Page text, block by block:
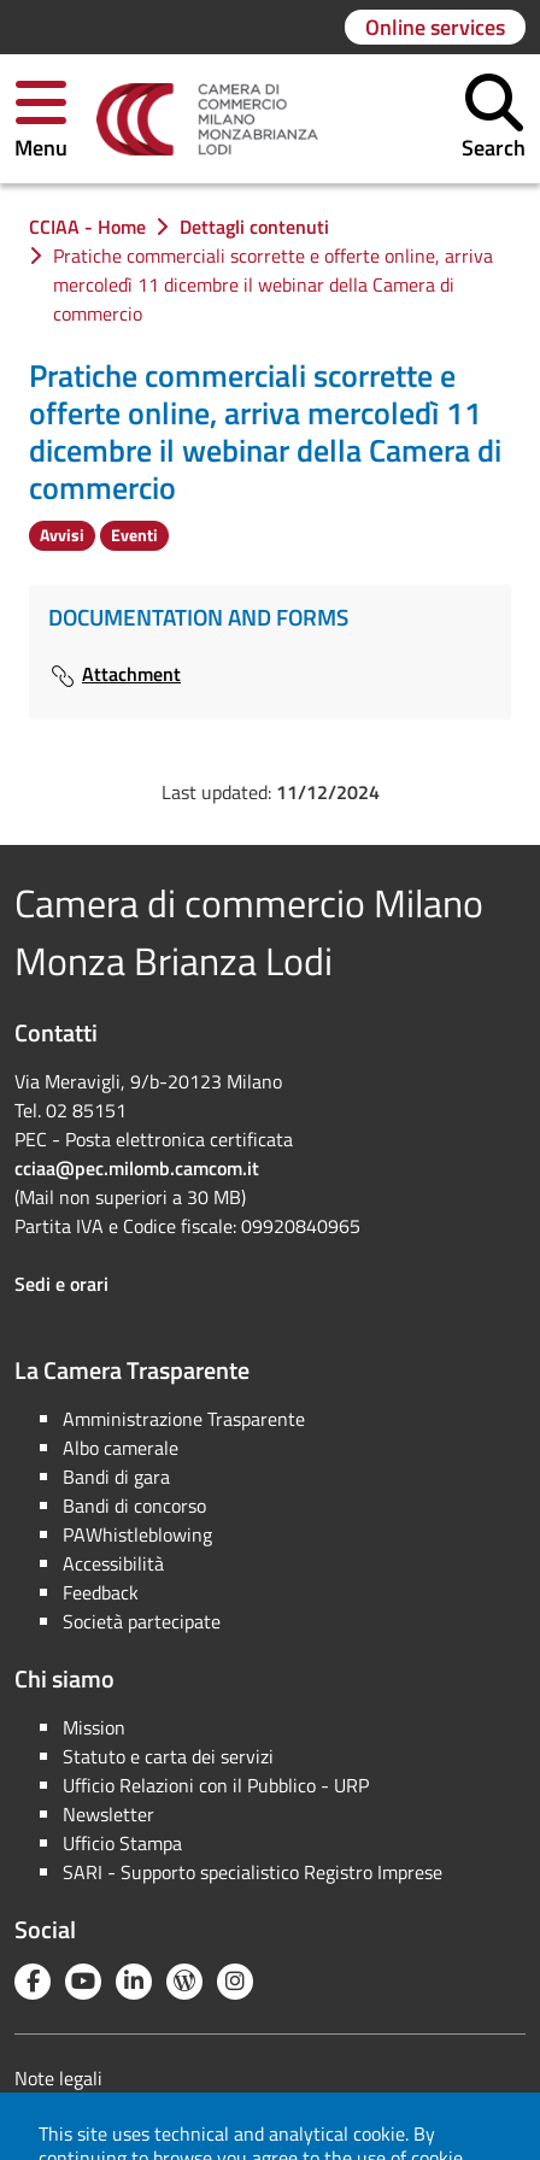
This site uses technical and analytical cookie. By
Online services
Menu Search
You are in:
CCIAA - Home
Dettagli contenuti
Pratiche commerciali scorrette e offerte online, arriva
mercoledì 11 dicembre il webinar della Camera di
commercio
Pratiche commerciali scorrette e
offerte online, arriva mercoledì 11
dicembre il webinar della Camera di
commercio
Avvisi Eventi
DOCUMENTATION AND FORMS
Attachment
Last updated: 11/12/2024
Camera di commercio Milano
Monza Brianza Lodi
Contatti
Via Meravigli, 9/b-20123 Milano
Tel. 02 85151
PEC - Posta elettronica certificata
cciaa@pec.milomb.camcom.it
(Mail non superiori a 30 MB)
Partita IVA e Codice fiscale: 09920840965
Sedi e orari
La Camera Trasparente
Amministrazione Trasparente
Albo camerale
Bandi di gara
Bandi di concorso
PAWhistleblowing
Accessibilità
Feedback
Società partecipate
Chi siamo
Mission
Statuto e carta dei servizi
Ufficio Relazioni con il Pubblico - URP
Newsletter
Ufficio Stampa
SARI - Supporto specialistico Registro Imprese
Social
Note legali
Cookie